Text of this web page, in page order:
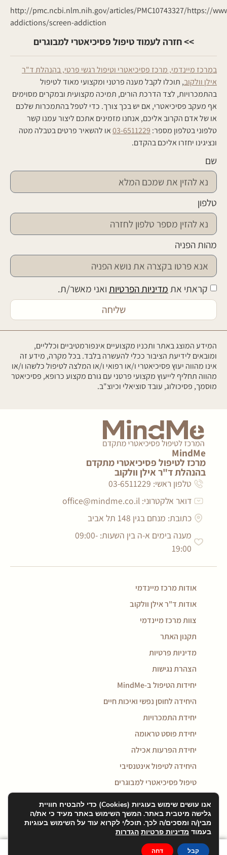
http://pmc.ncbi.nlm.nih.gov/articles/PMC10743327/https://
addictions/screen-addiction
>> חזרה לעמוד טיפול פסיכיאטרי למבוגרים
במרכז מיינדמי, מרכז פסיכיאטרי וטיפול רגשי פרטי, בהנהלת ד"ר
אילן וולקוב, תוכלו לקבל מענה פרטני ומקצועי מאוד לטיפול
בהתמכרויות, לצד הדרכת הורים, תמיכה מקצועית ובמקרים מסוימים
אף מעקב פסיכיאטרי, אם יש בכך צורך. כדי לטפל בהתמכרות שלכם
או של אדם הקרוב אליכם, אנחנו מזמינים אתכם ליצור עמנו קשר
טלפוני בטלפון מספר: 03-6511229או להשאיר פרטים בטבלה מטה
ונציגינו יחזרו אליכם בהקדם.
שם
טלפון
מהות הפניה
קראתי אתמדיניות הפרטיותואני מאשר/ת.
שליחה
המידע המוצג באתר ותכניו מקצועיים אינפורמטיביים וכלליים,
ומובאים לידיעת הציבור ככלי להעשרה בלבד. בכל מקרה, מידע זה
אינו מהווה יעוץ פסיכיאטרי ו/או רפואי ו/או המלצה לטיפול כלשהו ו/או
מהווה תחליף לייעוץ מקצועי פרטני עם גורם מקצוע כרופא, פסיכיאטר
מוסמך, פסיכולוג, עובד סוציאלי וכיוצ"ב.
MindMe
מרכז לטיפול פסיכיאטרי מתקדם
בהנהלת ד"ר אילן וולקוב
טלפון ראשי: 03-6511229
דואר אלקטרוני: office@mindme.co.il
כתובת: מנחם בגין 148 תל אביב
מענה בימים א-ה בין השעות: 09:00-
19:00
אודות מרכז מיינדמי
אודות ד"ר אילן וולקוב
צוות מרכז מיינדמי
תקנון האתר
מדיניות פרטיות
הצהרת נגישות
יחידות הטיפול ב-MindMe
היחידה לחוסן נפשי ואיכות חיים
יחידת התמכרויות
יחידת פוסט טראומה
יחידת הפרעות אכילה
היחידה לטיפול אינטנסיבי
טיפול פסיכיאטרי למבוגרים
טיפול במאניה דיפרסיה
טיפול בחרדה
טיפול בפוסט טראומה
אנו עושים שימוש בעוגיות (Cookies) כדי להבטיח חוויית
גלישה מיטבית באתר. המשך השימוש באתר מעיד כי את/ה
מבין/ה ומסכים/ה לכך. תוכל/י לקרוא עוד על השימוש בעוגיות
בעמוד מדיניות פרטיות הגדרות
קבל דחה